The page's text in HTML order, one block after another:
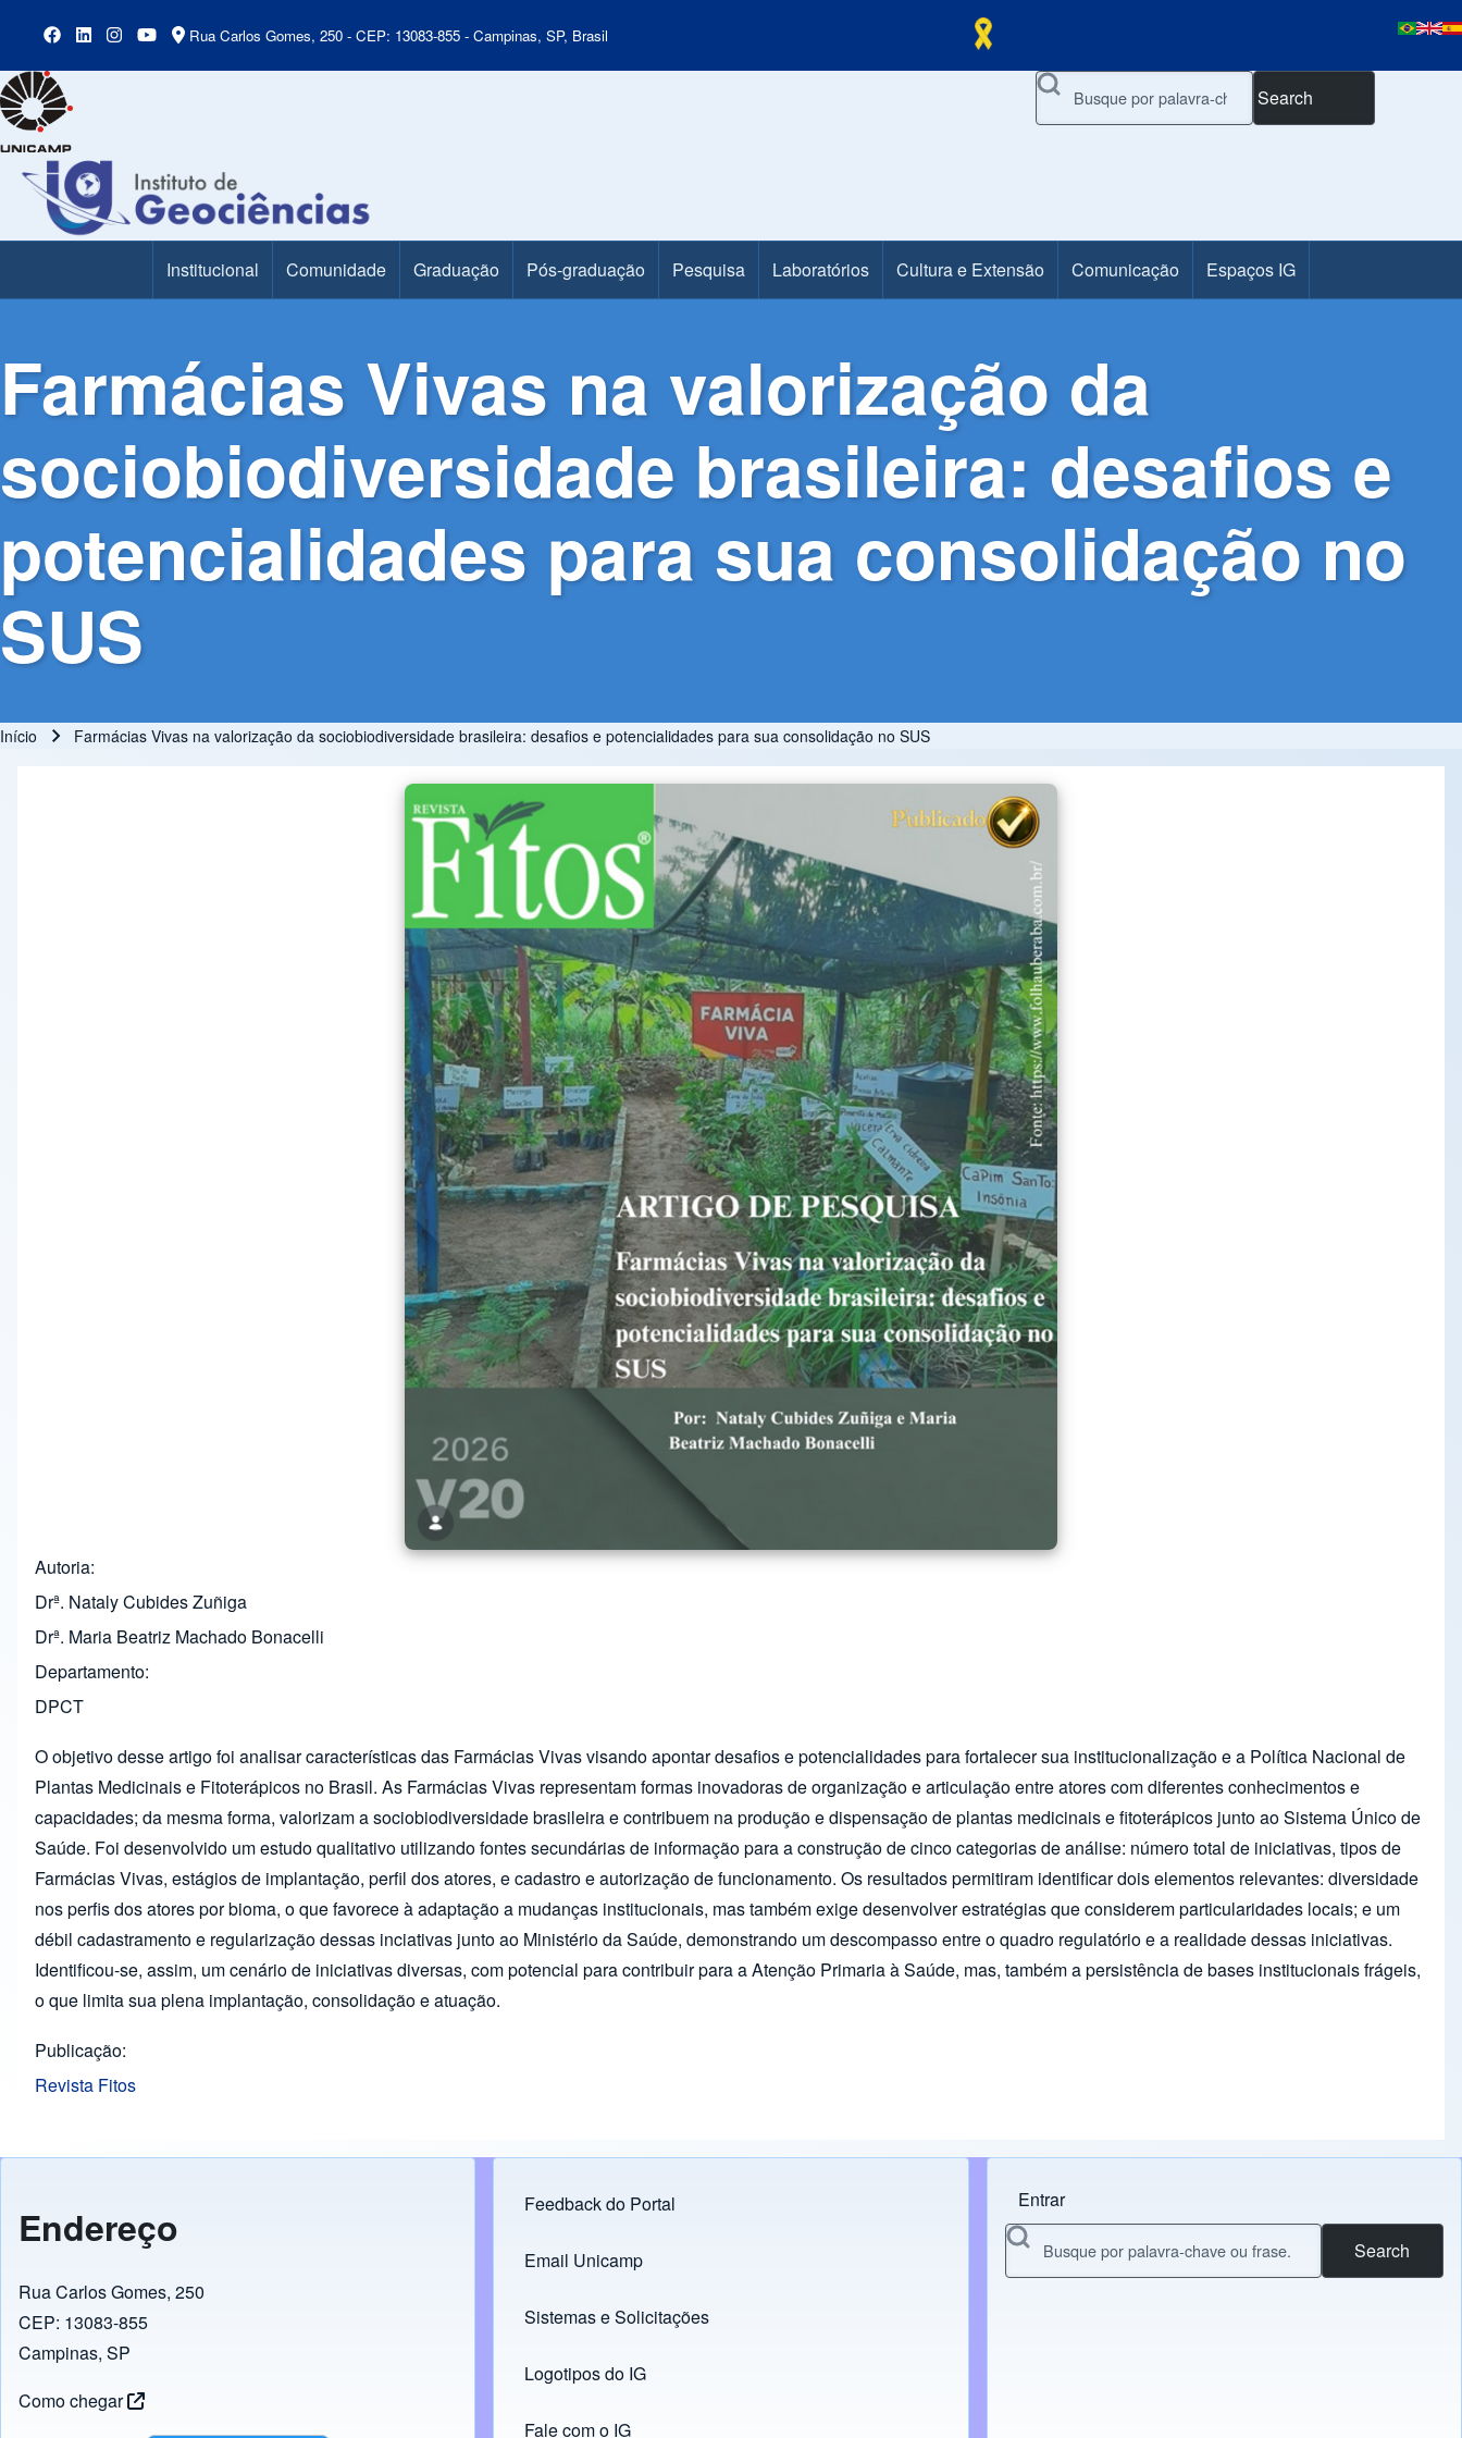
Rua Carlos Gomes, 250 - CEP: 13083-855 - Campinas, SP, Brasil
Search
Main MenuInstitucional Comunidade Graduação Pós-graduação Pesquisa Laboratórios Cultura e Extensão Comunicação Espaços IG
Farmácias Vivas na valorização da
sociobiodiversidade brasileira: desafios e
potencialidades para sua consolidação no
SUS
Início Farmácias Vivas na valorização da sociobiodiversidade brasileira: desafios e potencialidades para sua consolidação no SUS
Autoria
Drª. Nataly Cubides Zuñiga
Drª. Maria Beatriz Machado Bonacelli
Departamento
DPCT
O objetivo desse artigo foi analisar características das Farmácias Vivas visando apontar desafios e potencialidades para fortalecer sua institucionalização e a Política Nacional de
Plantas Medicinais e Fitoterápicos no Brasil. As Farmácias Vivas representam formas inovadoras de organização e articulação entre atores com diferentes conhecimentos e
capacidades; da mesma forma, valorizam a sociobiodiversidade brasileira e contribuem na produção e dispensação de plantas medicinais e fitoterápicos junto ao Sistema Único de
Saúde. Foi desenvolvido um estudo qualitativo utilizando fontes secundárias de informação para a construção de cinco categorias de análise: número total de iniciativas, tipos de
Farmácias Vivas, estágios de implantação, perfil dos atores, e cadastro e autorização de funcionamento. Os resultados permitiram identificar dois elementos relevantes: diversidade
nos perfis dos atores por bioma, o que favorece à adaptação a mudanças institucionais, mas também exige desenvolver estratégias que considerem particularidades locais; e um
débil cadastramento e regularização dessas inciativas junto ao Ministério da Saúde, demonstrando um descompasso entre o quadro regulatório e a realidade dessas iniciativas.
Identificou-se, assim, um cenário de iniciativas diversas, com potencial para contribuir para a Atenção Primaria à Saúde, mas, também a persistência de bases institucionais frágeis,
o que limita sua plena implantação, consolidação e atuação.
Publicação
Revista Fitos
Endereço
Rua Carlos Gomes, 250
CEP: 13083-855
Campinas, SP
Como chegar
Footer menu
Feedback do Portal
Links
Email Unicamp
(opens in new tab)
Sistemas e Solicitações
(opens in new tab)
Logotipos do IG
(opens in new tab)
Fale com o IG
Menu do usuário
Entrar
Search